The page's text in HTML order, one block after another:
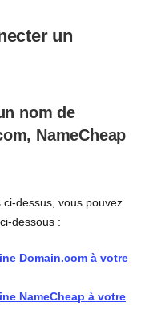
un
nom de
NameCheap
dessus, vous pouvez
dessous :
Domain.com à votre
NameCheap à votre